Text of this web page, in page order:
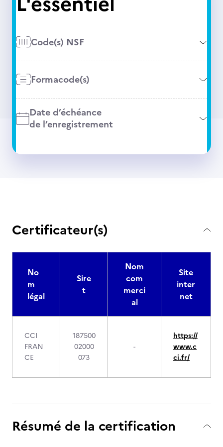
Code(s) NSF
Formacode(s)
Date d’échéance
de l’enregistrement
Certificateur(s)
No
m
légal
Sire
t
Nom
com
merci
al
Site
inter
net
CCI
FRAN
CE
187500
02000
073
-
https://
www.c
ci.fr/
Résumé de la certification